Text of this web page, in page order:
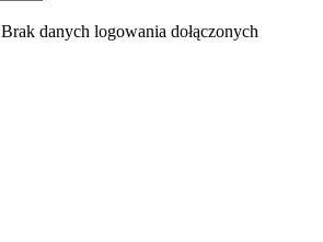
Brak danych logowania dołączonych